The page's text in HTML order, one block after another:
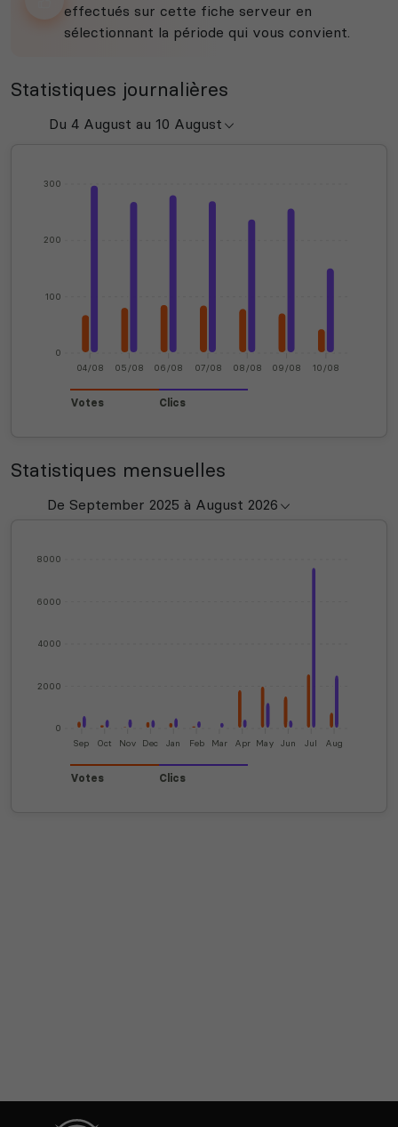
effectués sur cette fiche serveur en
sélectionnant la période qui vous convient.
Statistiques journalières
0
100
200
300
04/08 05/08 06/08 07/08 08/08 09/08 10/08
Votes Clics
Statistiques mensuelles
0
2000
4000
6000
8000
Sep Oct Nov Dec Jan Feb Mar Apr May Jun Jul Aug
Votes Clics